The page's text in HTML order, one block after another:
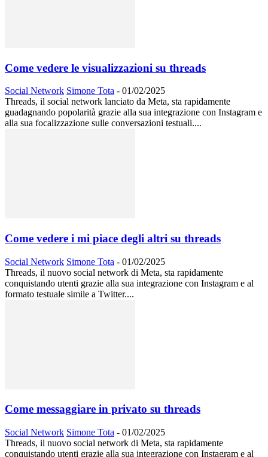
Come vedere le visualizzazioni su threads
Social Network Simone Tota - 01/02/2025
Threads, il social network lanciato da Meta, sta rapidamente
guadagnando popolarità grazie alla sua integrazione con Instagram e
alla sua focalizzazione sulle conversazioni testuali....
Come vedere i mi piace degli altri su threads
Social Network Simone Tota - 01/02/2025
Threads, il nuovo social network di Meta, sta rapidamente
conquistando utenti grazie alla sua integrazione con Instagram e al
formato testuale simile a Twitter....
Come messaggiare in privato su threads
Social Network Simone Tota - 01/02/2025
Threads, il nuovo social network di Meta, sta rapidamente
conquistando utenti grazie alla sua integrazione con Instagram e al